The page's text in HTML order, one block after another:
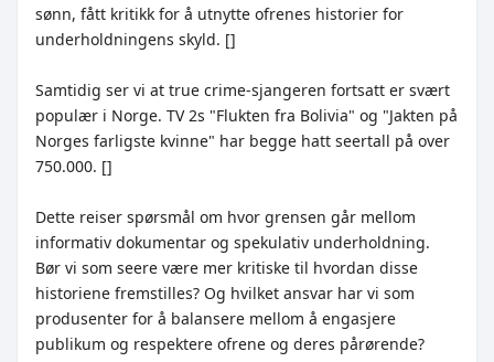
sønn, fått kritikk for å utnytte ofrenes historier for
underholdningens skyld. []
Samtidig ser vi at true crime-sjangeren fortsatt er svært
populær i Norge. TV 2s "Flukten fra Bolivia" og "Jakten på
Norges farligste kvinne" har begge hatt seertall på over
750.000. []
Dette reiser spørsmål om hvor grensen går mellom
informativ dokumentar og spekulativ underholdning.
Bør vi som seere være mer kritiske til hvordan disse
historiene fremstilles? Og hvilket ansvar har vi som
produsenter for å balansere mellom å engasjere
publikum og respektere ofrene og deres pårørende?